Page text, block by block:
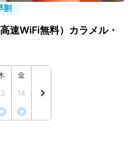
割
速WiFi無料）カラメル・
金
14
◎